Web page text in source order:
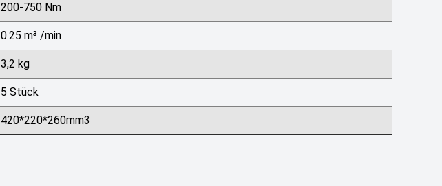
200-750 Nm
0.25 m³ /min
3,2 kg
5 Stück
420*220*260mm3